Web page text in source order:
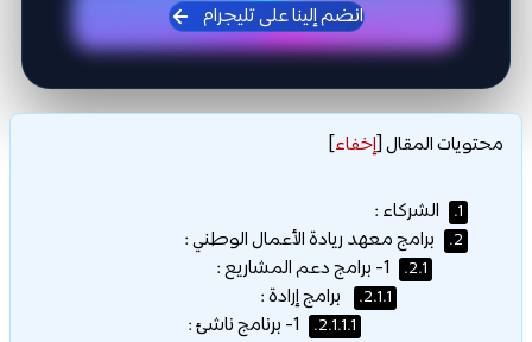
انضم إلينا على تليجرام
محتويات المقال[إخفاء]
1. الشركاء :
2. برامج معهد ريادة الأعمال الوطني :
2.1.
2.1.1. برامج إرادة :
2.1.1.1.